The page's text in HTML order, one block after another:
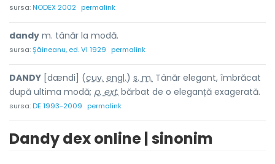
sursa:NODEX 2002 permalink
dandy m. tânăr la modă.
sursa:Șăineanu, ed. VI 1929 permalink
DANDY [dændi] (cuv. engl.) s. m. Tânăr elegant, îmbrăcat
după ultima modă; p. ext. bărbat de o eleganță exagerată.
sursa:DE 1993-2009 permalink
Dandy dex online | sinonim